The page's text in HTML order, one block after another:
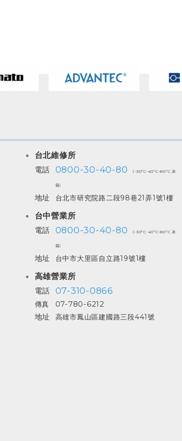
台北維修所
電話
0800-30-40-80 (-30ºC-40ºC-80ºC 冰
箱)
地址 台北市研究院路二段98巷21弄1號1樓
台中營業所
電話
0800-30-40-80 (-30ºC-40ºC-80ºC 冰
箱)
地址 台中市大里區自立路19號1樓
高雄營業所
電話
07-310-0866
傳真
07-780-6212
地址
高雄市鳳山區建國路三段441號